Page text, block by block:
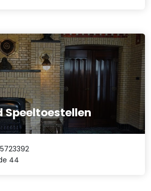
Speeltoestellen
44